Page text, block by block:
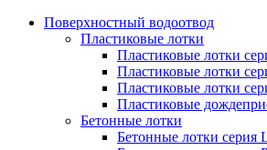
Поверхностный водоотвод
Пластиковые лотки
Пластиковые лотки
Пластиковые лотки
Пластиковые лотки
Пластиковые
Бетонные лотки
Бетонные лотки серия